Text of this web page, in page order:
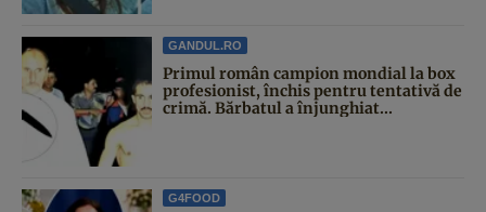
GANDUL.RO
Primul român campion mondial la box
profesionist, închis pentru tentativă de
crimă. Bărbatul a înjunghiat...
G4FOOD